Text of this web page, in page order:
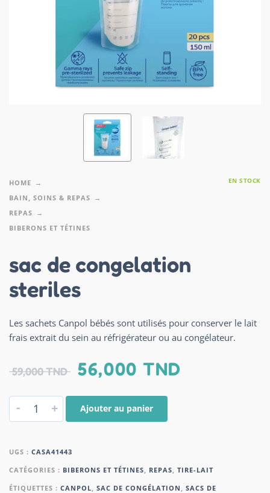
HOME
BAIN, SOINS & REPAS
REPAS
BIBERONS ET TÉTINES
EN STOCK
sac de congelation
steriles
Les sachets Canpol bébés sont utilisés pour conserver le lait
frais extrait du sein au réfrigérateur ou au congélateur.
59,000TND 56,000 TND
- + Ajouter au panier
UGS : CASA41443
CATÉGORIES : BIBERONS ET TÉTINES REPAS TIRE-LAIT
ÉTIQUETTES : CANPOL SAC DE CONGÉLATION
SACS DE